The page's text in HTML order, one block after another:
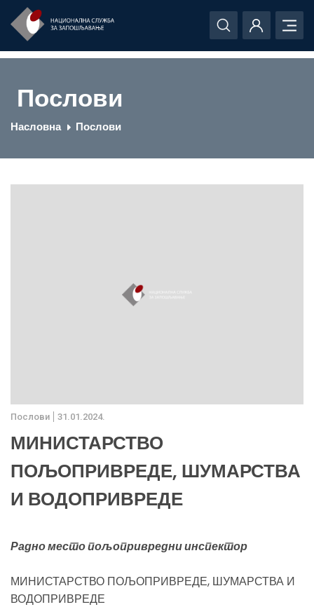
Послови
Насловна Послови
Послови 31.01.2024.
МИНИСТАРСТВО
ПОЉОПРИВРЕДЕ, ШУМАРСТВА
И ВОДОПРИВРЕДЕ
Радно место пољопривредни инспектор
МИНИСТАРСТВО ПОЉОПРИВРЕДЕ, ШУМАРСТВА И
ВОДОПРИВРЕДЕ